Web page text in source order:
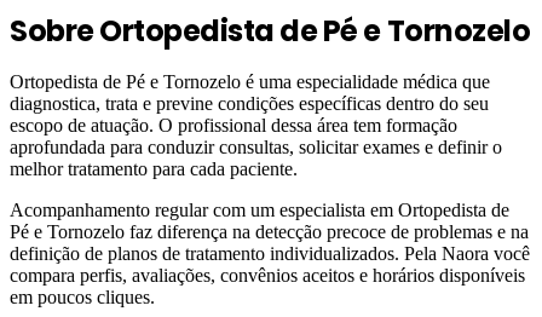
SobreOrtopedista de Pé e Tornozelo
Ortopedista de Pé e Tornozelo é uma especialidade médica que
diagnostica, trata e previne condições específicas dentro do seu
escopo de atuação. O profissional dessa área tem formação
aprofundada para conduzir consultas, solicitar exames e definir o
melhor tratamento para cada paciente.
Acompanhamento regular com um especialista em Ortopedista de
Pé e Tornozelo faz diferença na detecção precoce de problemas e na
definição de planos de tratamento individualizados. Pela Naora você
compara perfis, avaliações, convênios aceitos e horários disponíveis
em poucos cliques.